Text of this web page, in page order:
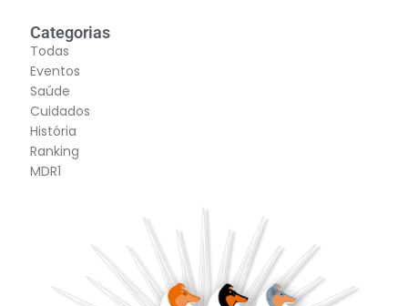
Categorias
Todas
Eventos
Saúde
Cuidados
História
Ranking
MDR1